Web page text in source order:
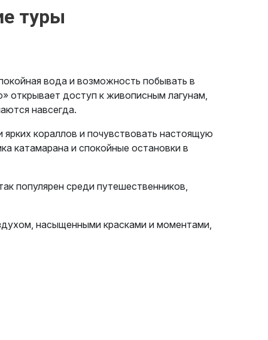
туры
вода и возможность побывать в
открывает доступ к живописным лагунам,
навсегда.
кораллов и почувствовать настоящую
катамарана и спокойные остановки в
популярен среди путешественников,
насыщенными красками и моментами,